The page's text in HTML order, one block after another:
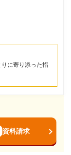
に寄り添った指
資料請求